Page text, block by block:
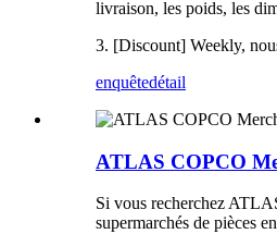
livraison, les poids, les
3. [Discount] Weekly,
enquêtedétail
ATLAS COPCO
Si vous recherchez
supermarchés de pièces